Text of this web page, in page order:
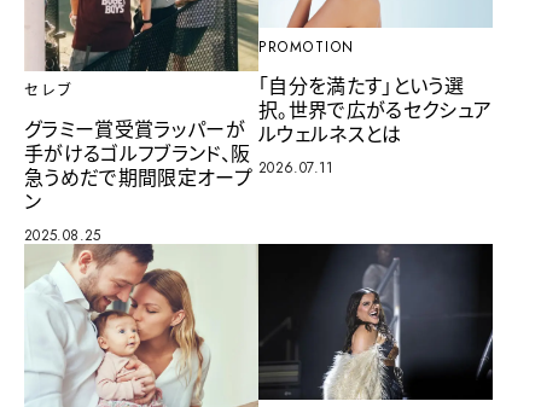
セレブ
グラミー賞受賞ラッパーが
手がけるゴルフブランド、阪
急うめだで期間限定オープ
ン
2025.08.25
PROMOTION
「自分を満たす」という選
択。世界で広がるセクシュア
ルウェルネスとは
2026.07.11